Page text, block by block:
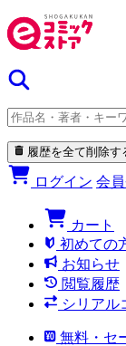
履歴を全て削除す
ログイン 会
カート
初めての
お知らせ
閲覧履歴
シリアル
無料・セ